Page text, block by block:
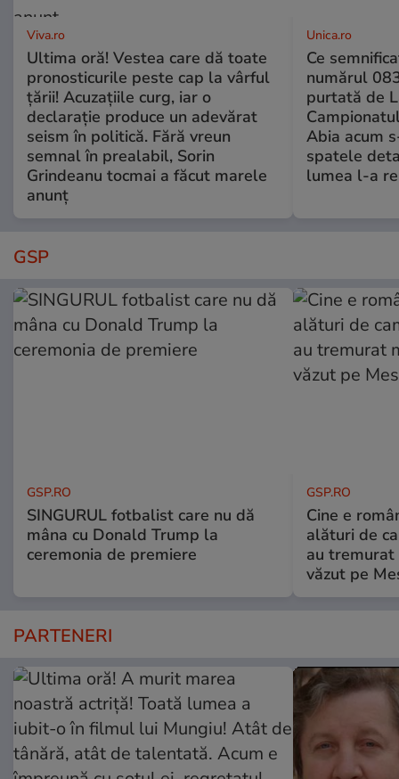
Viva.ro
Ultima oră! Vestea care dă toate
pronosticurile peste cap la vârful
țării! Acuzațiile curg, iar o
declarație produce un adevărat
seism în politică. Fără vreun
semnal în prealabil, Sorin
Grindeanu tocmai a făcut marele
anunț
Unica.ro
Ce
numărul
purtată de
Abia acum
spatele
lumea l-a
GSP
GSP.RO
SINGURUL fotbalist care nu dă
mâna cu Donald Trump la
ceremonia de premiere
GSP.RO
Cine e
alături de
au
văzut pe
PARTENERI